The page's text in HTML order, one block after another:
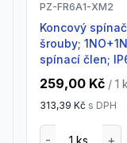
PZ-FR6A1-XM2
Koncový spínač s čepem_M20x1,5; Plast; Nerez
šrouby;
spínací člen;
259,00 Kč / 1
313,39 Kč s DPH